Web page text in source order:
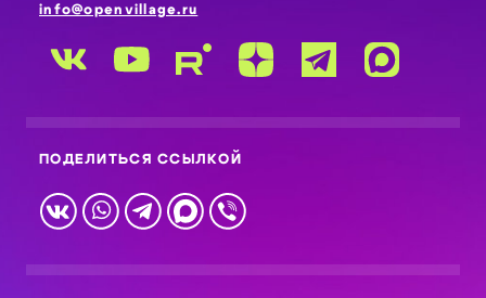
info@openvillage.ru
ПОДЕЛИТЬСЯ ССЫЛКОЙ